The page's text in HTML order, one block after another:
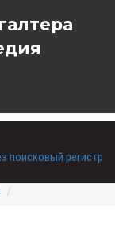
поисковый регистр